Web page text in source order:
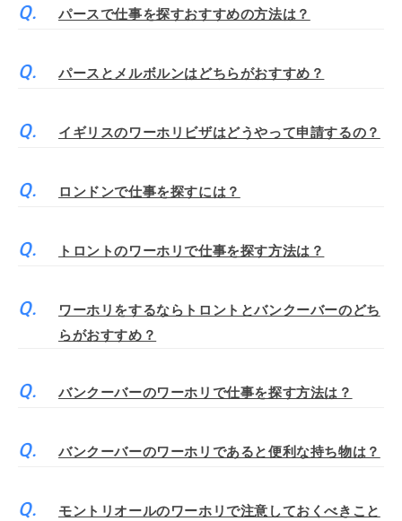
パースで仕事を探すおすすめの方法は？
パースとメルボルンはどちらがおすすめ？
イギリスのワーホリビザはどうやって申請するの？
ロンドンで仕事を探すには？
トロントのワーホリで仕事を探す方法は？
ワーホリをするならトロントとバンクーバーのどち
らがおすすめ？
バンクーバーのワーホリで仕事を探す方法は？
バンクーバーのワーホリであると便利な持ち物は？
モントリオールのワーホリで注意しておくべきこと